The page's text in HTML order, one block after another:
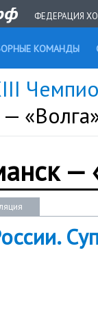
ФЕДЕРАЦИЯ
КОМАНДЫ
—